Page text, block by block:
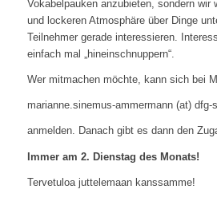
Vokabelpauken anzubieten, sondern wir
und lockeren Atmosphäre über Dinge
Teilnehmer gerade interessieren.
einfach mal „hineinschnuppern“.
Wer mitmachen möchte, kann sich bei
marianne.sinemus-ammermann (at) dfg-
anmelden. Danach gibt es dann den
Immer am 2. Dienstag des Monats!
Tervetuloa juttelemaan kanssamme!